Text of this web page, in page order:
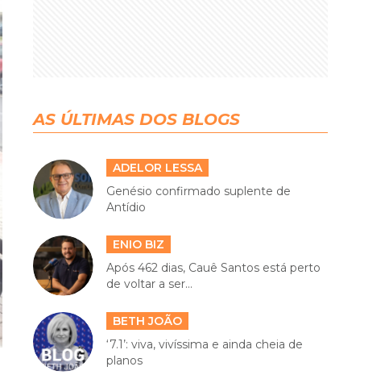
AS ÚLTIMAS DOS BLOGS
ADELOR LESSA
Genésio confirmado suplente de
Antídio
ENIO BIZ
Após 462 dias, Cauê Santos está perto
de voltar a ser...
BETH JOÃO
‘7.1’: viva, vivíssima e ainda cheia de
planos